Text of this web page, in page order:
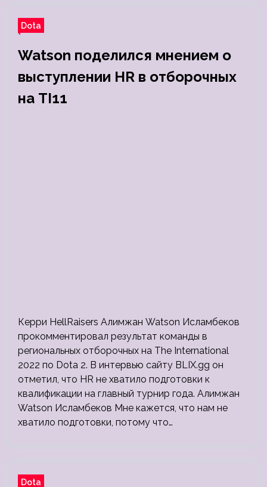
Dota
Watson поделился мнением о
выступлении HR в отборочных
на TI11
Керри HellRaisers Алимжан Watson Исламбеков
прокомментировал результат команды в
региональных отборочных на The International
2022 по Dota 2. В интервью сайту BLIX.gg он
отметил, что HR не хватило подготовки к
квалификации на главный турнир года. Алимжан
Watson Исламбеков Мне кажется, что нам не
хватило подготовки, потому что…
Dota